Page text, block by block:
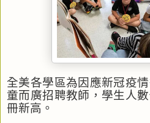
全美各學區為因應新冠疫
童而廣招聘教師，學生人
冊新高。